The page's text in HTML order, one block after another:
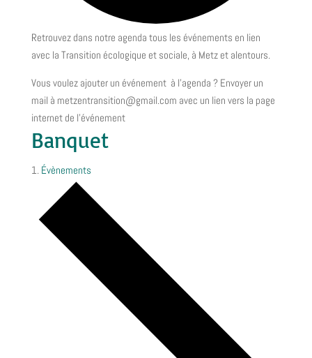
Retrouvez dans notre agenda tous les événements en lien
avec la Transition écologique et sociale, à Metz et alentours.
Vous voulez ajouter un événement à l’agenda ? Envoyer un
mail à metzentransition@gmail.com avec un lien vers la page
internet de l’événement
Banquet
Évènements